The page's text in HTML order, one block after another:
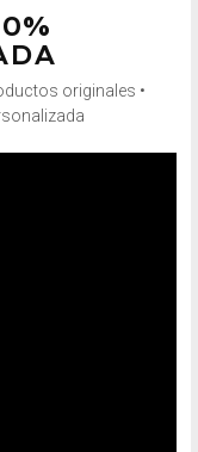
originales •